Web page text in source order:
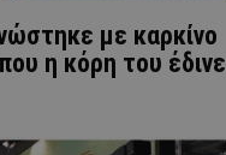
με καρκίνο
η κόρη του έδινε